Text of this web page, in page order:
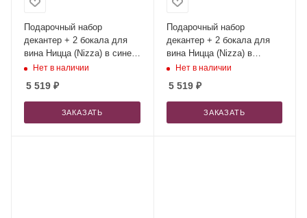
Подарочный набор
декантер + 2 бокала для
вина Ницца (Nizza) в синей
коробке
Нет в наличии
5 519 ₽
ЗАКАЗАТЬ
Подарочный набор
декантер + 2 бокала для
вина Ницца (Nizza) в
черной коробке
Нет в наличии
5 519₽
ЗАКАЗАТЬ